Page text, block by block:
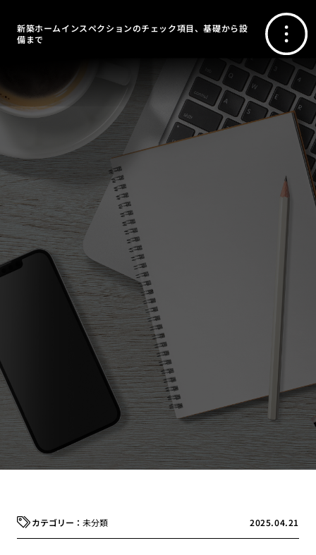
新築ホームインスペクションのチェック項目、基礎から設
備まで
2025.04.21
未分類